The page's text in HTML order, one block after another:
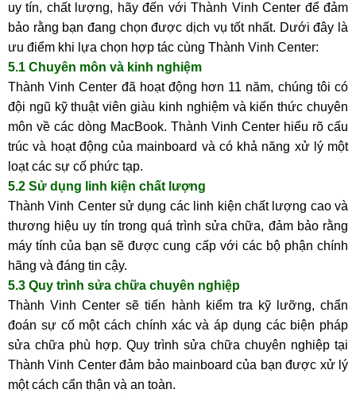
uy tín, chất lượng, hãy đến với Thành Vinh Center để đảm
bảo rằng bạn đang chọn được dịch vụ tốt nhất. Dưới đây là
ưu điểm khi lựa chọn hợp tác cùng Thành Vinh Center:
5.1 Chuyên môn và kinh nghiệm
Thành Vinh Center đã hoạt động hơn 11 năm, chúng tôi có
đội ngũ kỹ thuật viên giàu kinh nghiệm và kiến thức chuyên
môn về các dòng MacBook. Thành Vinh Center hiểu rõ cấu
trúc và hoạt động của mainboard và có khả năng xử lý một
loạt các sự cố phức tạp.
5.2 Sử dụng linh kiện chất lượng
Thành Vinh Center sử dụng các linh kiện chất lượng cao và
thương hiệu uy tín trong quá trình sửa chữa, đảm bảo rằng
máy tính của bạn sẽ được cung cấp với các bộ phận chính
hãng và đáng tin cậy.
5.3 Quy trình sửa chữa chuyên nghiệp
Thành Vinh Center sẽ tiến hành kiểm tra kỹ lưỡng, chẩn
đoán sự cố một cách chính xác và áp dụng các biện pháp
sửa chữa phù hợp. Quy trình sửa chữa chuyên nghiệp tại
Thành Vinh Center đảm bảo mainboard của bạn được xử lý
một cách cẩn thận và an toàn.